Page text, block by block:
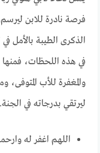
فرصة نادرة للابن
الذكرى الطيبة بالأمل
في هذه اللحظات،
والمغفرة للأب المتوفى،
ليرتقي بدرجاته في الجنة.
اللهم اغفر له